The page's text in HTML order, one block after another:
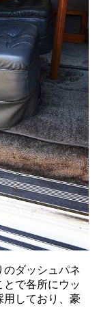
のダッシュパネ
で各所にウッ
用しており、豪